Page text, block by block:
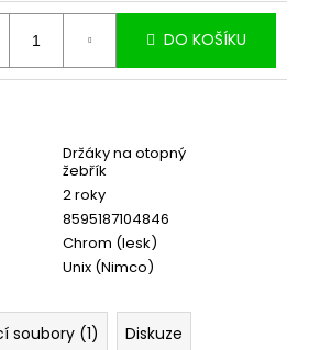
DO KOŠÍKU
Držáky na otopný
žebřík
2 roky
8595187104846
Chrom (lesk)
Unix (Nimco)
soubory (1) Diskuze